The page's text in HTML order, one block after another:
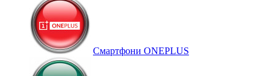
Смартфони ONEPLUS